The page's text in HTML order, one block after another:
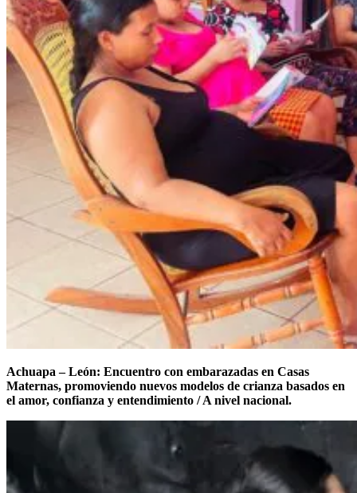
Achuapa – León: Encuentro con embarazadas en Casas
Maternas, promoviendo nuevos modelos de crianza basados en
el amor, confianza y entendimiento / A nivel nacional.